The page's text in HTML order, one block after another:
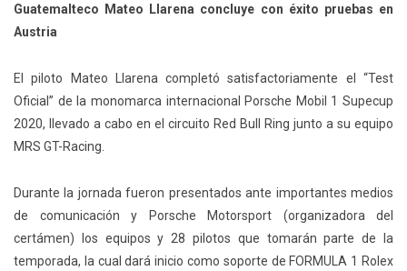
Guatemalteco Mateo Llarena concluye con éxito pruebas en
Austria
El piloto Mateo Llarena completó satisfactoriamente el “Test
Oficial” de la monomarca internacional Porsche Mobil 1 Supecup
2020, llevado a cabo en el circuito Red Bull Ring junto a su equipo
MRS GT-Racing.
Durante la jornada fueron presentados ante importantes medios
de comunicación y Porsche Motorsport (organizadora del
certámen) los equipos y 28 pilotos que tomarán parte de la
temporada, la cual dará inicio como soporte de FORMULA 1 Rolex